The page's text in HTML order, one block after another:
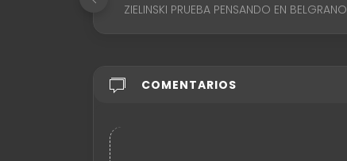
ZIELINSKI PRUEBA PENSANDO EN BELGRANO
COMENTARIOS